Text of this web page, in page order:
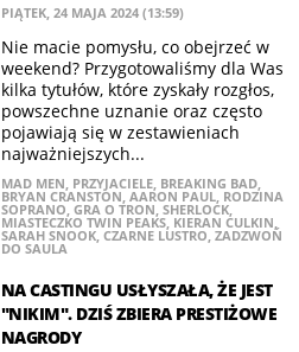
PIĄTEK, 24 MAJA 2024 (13:59)
Nie macie pomysłu, co obejrzeć w
weekend? Przygotowaliśmy dla Was
kilka tytułów, które zyskały rozgłos,
powszechne uznanie oraz często
pojawiają się w zestawieniach
najważniejszych...
MAD MEN, PRZYJACIELE, BREAKING BAD,
BRYAN CRANSTON, AARON PAUL, RODZINA
SOPRANO, GRA O TRON, SHERLOCK,
MIASTECZKO TWIN PEAKS, KIERAN CULKIN,
SARAH SNOOK, CZARNE LUSTRO, ZADZWOŃ
DO SAULA
NA CASTINGU USŁYSZAŁA, ŻE JEST
"NIKIM". DZIŚ ZBIERA PRESTIŻOWE
NAGRODY